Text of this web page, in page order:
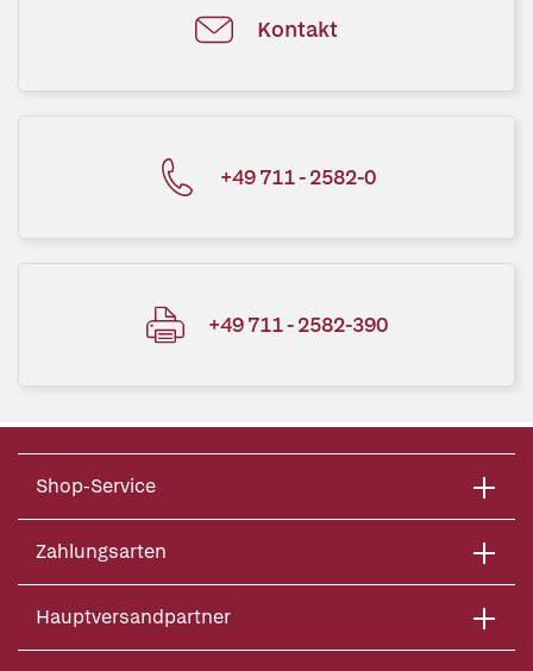
Kontakt
+49 711 - 2582-0
+49 711 - 2582-390
Shop-Service
Zahlungsarten
Hauptversandpartner